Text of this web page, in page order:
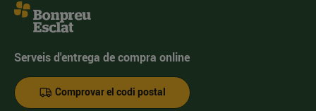
Serveis d'entrega de compra online
Comprovar el codi postal